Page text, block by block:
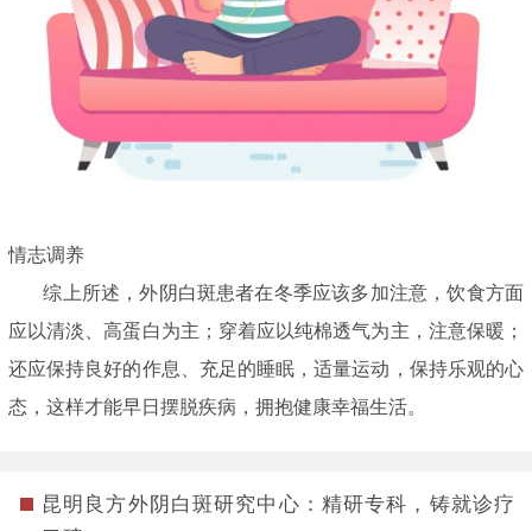
情志调养
综上所述，外阴白斑患者在冬季应该多加注意，饮食方面
应以清淡、高蛋白为主；穿着应以纯棉透气为主，注意保暖；
还应保持良好的作息、充足的睡眠，适量运动，保持乐观的心
态，这样才能早日摆脱疾病，拥抱健康幸福生活。
昆明良方外阴白斑研究中心：精研专科，铸就诊疗